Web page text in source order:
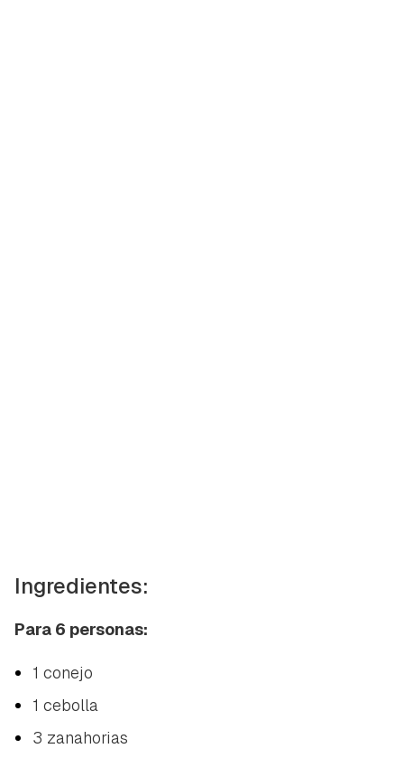
Ingredientes:
Para 6 personas:
1 conejo
1 cebolla
3 zanahorias